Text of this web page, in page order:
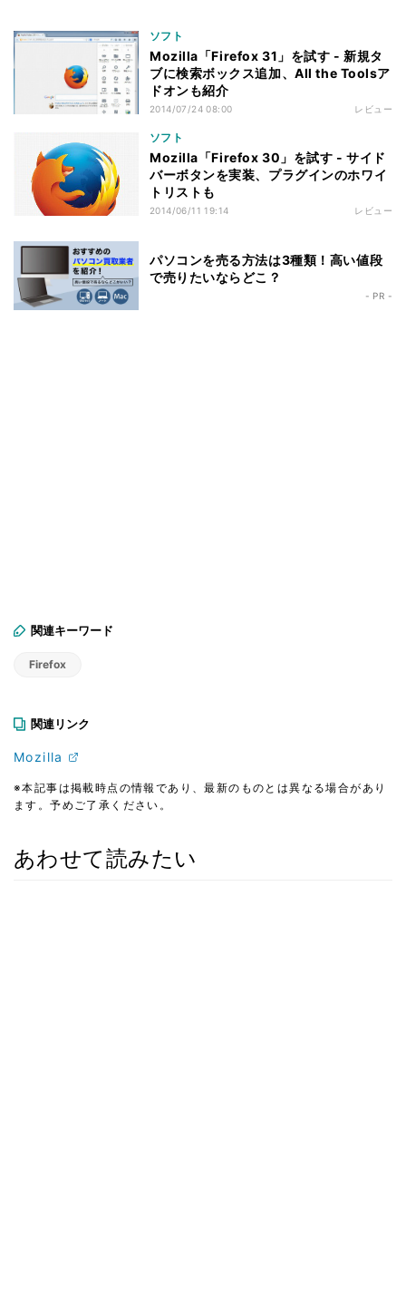
ソフト
Mozilla「Firefox 31」を試す - 新規タ
ブに検索ボックス追加、All the Toolsア
ドオンも紹介
2014/07/24 08:00 レビュー
ソフト
Mozilla「Firefox 30」を試す - サイド
バーボタンを実装、プラグインのホワイ
トリストも
2014/06/11 19:14 レビュー
パソコンを売る方法は3種類！高い値段
で売りたいならどこ？
- PR -
関連キーワード
Firefox
関連リンク
Mozilla
※本記事は掲載時点の情報であり、最新のものとは異なる場合があり
ます。予めご了承ください。
あわせて読みたい